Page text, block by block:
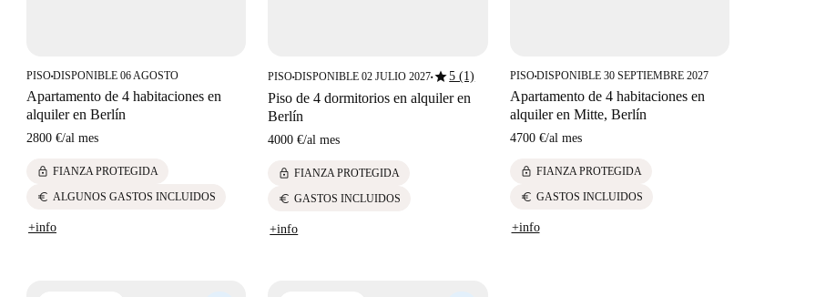
PISO■DISPONIBLE 06 AGOSTO
Apartamento de 4 habitaciones en
alquiler en Berlín
2800 €/al mes
lock FIANZA PROTEGIDA
euro ALGUNOS GASTOS INCLUIDOS
+info
PISO■DISPONIBLE 02 JULIO 2027■star5 (1)
Piso de 4 dormitorios en alquiler en
Berlín
4000 €/al mes
lock FIANZA PROTEGIDA
euro GASTOS INCLUIDOS
+info
PISO■DISPONIBLE 30 SEPTIEMBRE 2027
Apartamento de 4 habitaciones en
alquiler en Mitte, Berlín
4700 €/al mes
lock FIANZA PROTEGIDA
euro GASTOS INCLUIDOS
+info